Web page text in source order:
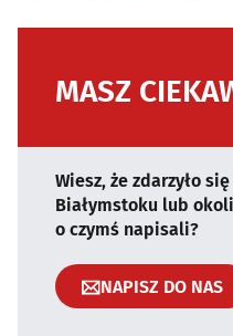
MASZ
Wiesz, że zdarzyło
Białymstoku lub
o czymś napisali?
NAPISZ DO NAS